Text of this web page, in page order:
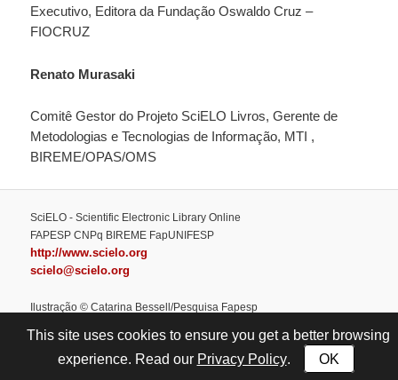
Executivo, Editora da Fundação Oswaldo Cruz –
FIOCRUZ
Renato Murasaki
Comitê Gestor do Projeto SciELO Livros, Gerente de
Metodologias e Tecnologias de Informação, MTI ,
BIREME/OPAS/OMS
SciELO - Scientific Electronic Library Online
FAPESP CNPq BIREME FapUNIFESP
http://www.scielo.org
scielo@scielo.org
Ilustração © Catarina Bessell/Pesquisa Fapesp
This site uses cookies to ensure you get a better browsing
experience. Read our Privacy Policy. OK